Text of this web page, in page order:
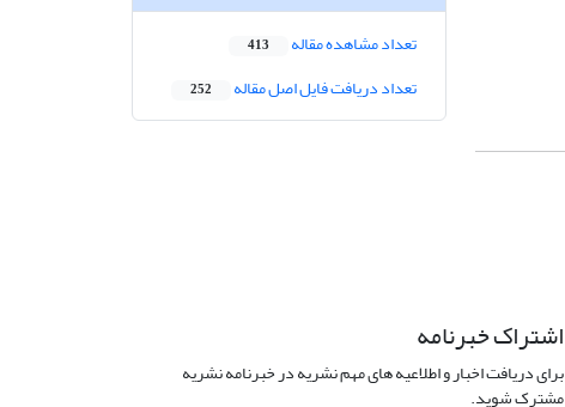
تعداد مشاهده مقاله 413
تعداد دریافت فایل اصل مقاله 252
اشتراک خبرنامه
برای دریافت اخبار و اطلاعیه های مهم نشریه در خبرنامه نشریه
مشترک شوید.